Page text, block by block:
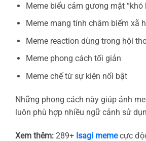
Meme biểu cảm gương mặt “khó
Meme mang tính châm biếm xã
Meme reaction dùng trong hội
Meme phong cách tối giản
Meme chế từ sự kiện nổi bật
Những phong cách này giúp ảnh
luôn phù hợp nhiều ngữ cảnh sử
Xem thêm: 289+ Isagi memecực